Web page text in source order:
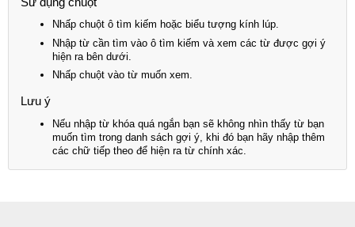
Nhấp chuột ô tìm kiếm hoặc biểu tượng kính lúp.
Nhập từ cần tìm vào ô tìm kiếm và xem các từ được gợi ý
hiện ra bên dưới.
Nhấp chuột vào từ muốn xem.
Lưu ý
Nếu nhập từ khóa quá ngắn bạn sẽ không nhìn thấy từ bạn
muốn tìm trong danh sách gợi ý, khi đó bạn hãy nhập thêm
các chữ tiếp theo để hiện ra từ chính xác.